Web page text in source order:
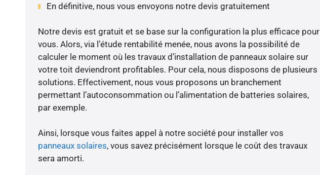
En définitive, nous vous envoyons notre devis gratuitement
Notre devis est gratuit et se base sur la configuration la plus efficace pour
vous. Alors, via l’étude rentabilité menée, nous avons la possibilité de
calculer le moment où les travaux d’installation de panneaux solaire sur
votre toit deviendront profitables. Pour cela, nous disposons de plusieurs
solutions. Effectivement, nous vous proposons un branchement
permettant l’autoconsommation ou l’alimentation de batteries solaires,
par exemple.
Ainsi, lorsque vous faites appel à notre société pour installer vos
panneaux solaires, vous savez précisément lorsque le coût des travaux
sera amorti.